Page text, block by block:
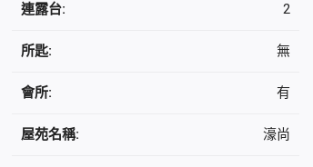
連露台: 2
所匙: 無
會所: 有
屋苑名稱: 濠尚